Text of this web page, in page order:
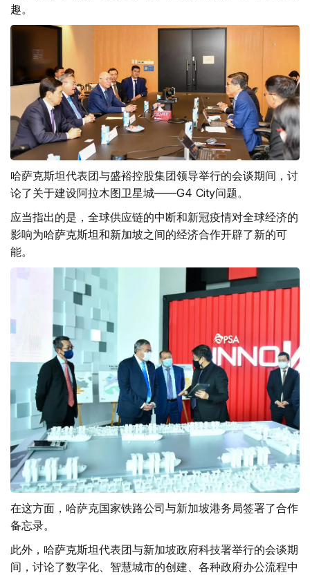
趣。
哈萨克斯坦代表团与盛裕控股集团领导举行的会谈期间，讨
论了关于建设阿拉木图卫星城——G4 City问题。
应当指出的是，全球供应链的中断和新冠疫情对全球经济的
影响为哈萨克斯坦和新加坡之间的经济合作开辟了新的可
能。
在这方面，哈萨克国家铁路公司与新加坡港务局签署了合作
备忘录。
此外，哈萨克斯坦代表团与新加坡政府科技署举行的会谈期
间，讨论了数字化、智慧城市的创建、各种政府办公流程中